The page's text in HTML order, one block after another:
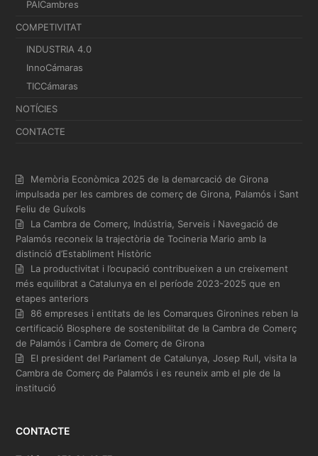
PAICambres
COMPETIVITAT
INDUSTRIA 4.0
InnoCámaras
TICCámaras
NOTÍCIES
CONTACTE
Memòria Econòmica 2025 de la demarcació de Girona
impulsada per les cambres de comerç de Girona, Palamós i Sant
Feliu de Guíxols
La Cambra de Comerç, Indústria, Serveis i Navegació de
Palamós reconeix la trajectòria de Tocineria Mario amb la
distinció d’Establiment Històric
La productivitat i l’ocupació contribueixen a un creixement
més equilibrat a Catalunya en el període 2023-2025 que en
etapes anteriors
86 empreses i entitats de les Comarques Gironines reben la
certificació Biosphere de sostenibilitat de la Cambra de Comerç
de Palamós i Cambra de Comerç de Girona
El president del Parlament de Catalunya, Josep Rull, visita la
Cambra de Comerç de Palamós i es reuneix amb el ple de la
institució
CONTACTE